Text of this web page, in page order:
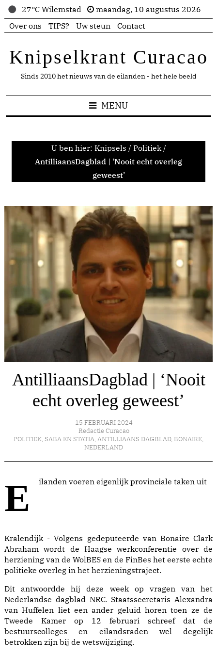
27°C Wilemstad
maandag, 10 augustus 2026
Over ons
TIPS? Uw steun Contact
Knipselkrant Curacao
Sinds 2010 het nieuws van de eilanden - het hele beeld
MENU
U ben hier: Knipsels / Politiek /
AntilliaansDagblad | ‘Nooit echt overleg
geweest’
AntilliaansDagblad | ‘Nooit
echt overleg geweest’
15 FEBRUARI 2024
Redactie Curacao
POLITIEK, SABA EN STATIA, ANTILLIAANS DAGBLAD, BONAIRE,
NEDERLAND
Eilanden voeren eigenlijk provinciale taken uit
Kralendijk - Volgens gedeputeerde van Bonaire Clark
Abraham wordt de Haagse werkconferentie over de
herziening van de WolBES en de FinBes het eerste echte
politieke overleg in het herzieningstraject.
Dit antwoordde hij deze week op vragen van het
Nederlandse dagblad NRC. Staatssecretaris Alexandra
van Huffelen liet een ander geluid horen toen ze de
Tweede Kamer op 12 februari schreef dat de
bestuurscolleges en eilandsraden wel degelijk
betrokken zijn bij de wetswijziging.